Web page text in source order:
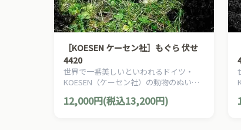
［KOESEN ケーセン社］もぐら 伏せ
4420
世界で一番美しいといわれるドイツ・
KOESEN（ケーセン社）の動物のぬいぐ
みです。
12,000円(税込13,200円)